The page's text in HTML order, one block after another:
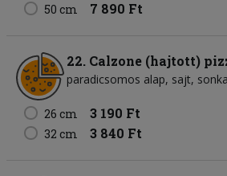
50 cm 7 890 Ft
22. Calzone (hajtott)
paradicsomos alap sajt sonka
26 cm 3 190 Ft
32 cm 3 840 Ft